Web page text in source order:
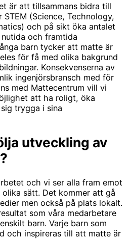
är att tillsammans bidra till
(Science, Technology,
och på sikt öka antalet
och framtida
barn tycker att matte är
för få med olika bakgrund
Konsekvenserna av
ingenjörsbransch med för
med Mattecentrum vill vi
att ha roligt, öka
trygga i sina
utveckling av
och vi ser alla fram emot
sätt. Det kommer att gå
men också på plats lokalt.
som våra medarbetare
barn. Varje barn som
och inspireras till att matte är